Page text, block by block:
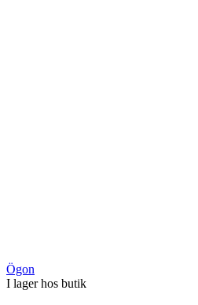
Ögon
I lager hos butik